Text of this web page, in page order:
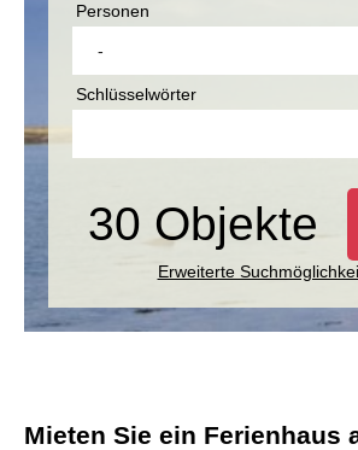
Personen
Schlüsselwörter
30 Objekte
Erweiterte
Mieten Sie ein Ferienhaus